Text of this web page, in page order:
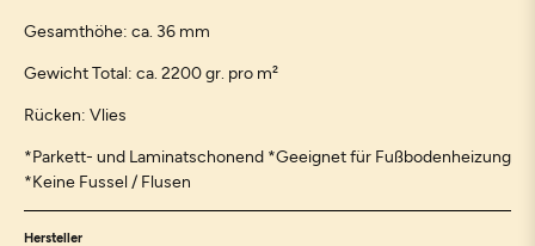
Gesamthöhe: ca. 36 mm
Gewicht Total: ca. 2200 gr. pro m²
Rücken: Vlies
*Parkett- und Laminatschonend *Geeignet für Fußbodenheizung
*Keine Fussel / Flusen
Hersteller